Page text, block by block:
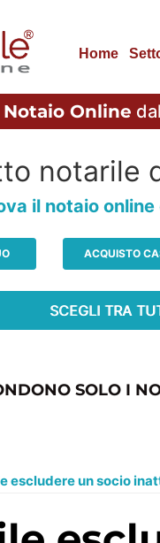
Home
Notaio Online
notarile
il notaio
ACQUISTO
SOLO I
escludere un socio